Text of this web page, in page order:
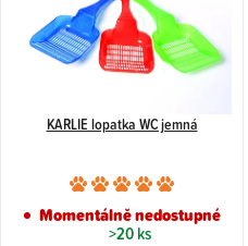
KARLIE lopatka WC jemná
Průměrné
hodnocení
Momentálně nedostupné
>20 ks